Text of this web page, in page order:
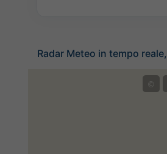
Radar Meteo in tempo
©